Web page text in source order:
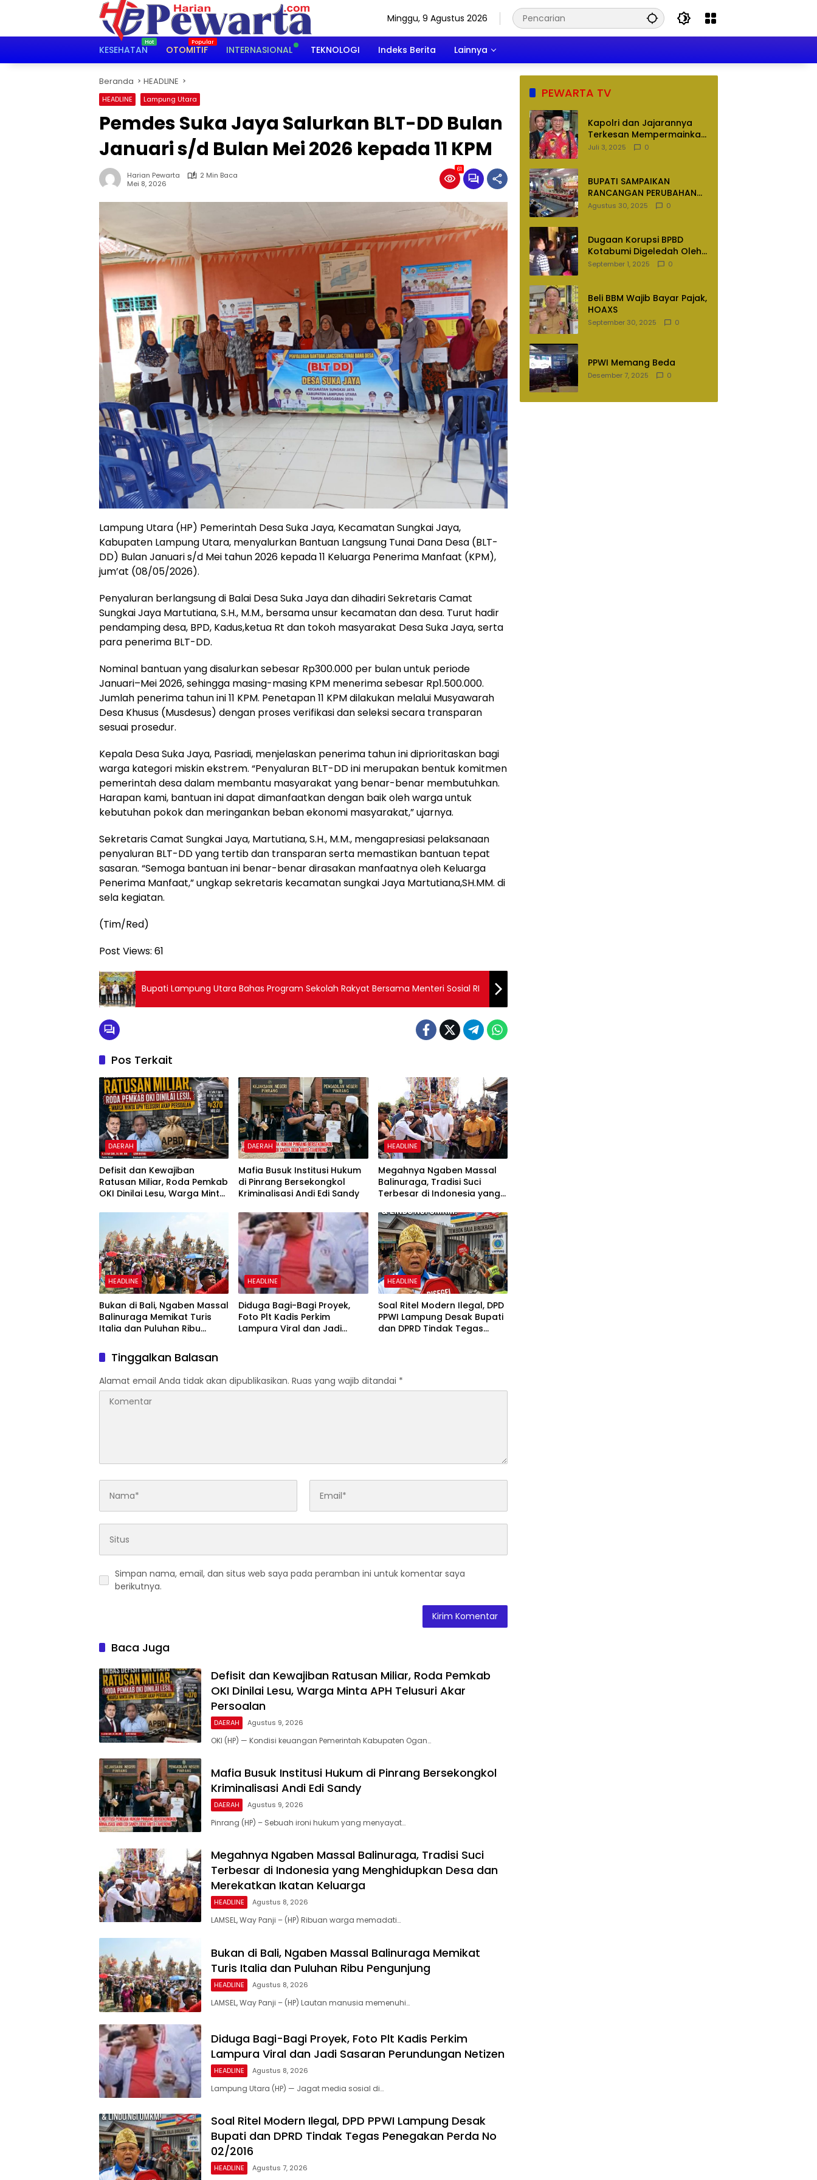
Minggu, 9 Agustus 2026
KESEHATAN OTOMITIF INTERNASIONAL TEKNOLOGI Indeks Berita Lainnya
Beranda HEADLINE
HEADLINE Lampung Utara
Pemdes Suka Jaya Salurkan BLT-DD Bulan
Januari s/d Bulan Mei 2026 kepada 11 KPM
Harian Pewarta
2 Min Baca
Mei 8, 2026
61
Lampung Utara (HP) Pemerintah Desa Suka Jaya, Kecamatan Sungkai Jaya,
Kabupaten Lampung Utara, menyalurkan Bantuan Langsung Tunai Dana Desa (BLT-
DD) Bulan Januari s/d Mei tahun 2026 kepada 11 Keluarga Penerima Manfaat (KPM),
jum’at (08/05/2026).
Penyaluran berlangsung di Balai Desa Suka Jaya dan dihadiri Sekretaris Camat
Sungkai Jaya Martutiana, S.H., M.M., bersama unsur kecamatan dan desa. Turut hadir
pendamping desa, BPD, Kadus,ketua Rt dan tokoh masyarakat Desa Suka Jaya, serta
para penerima BLT-DD.
Nominal bantuan yang disalurkan sebesar Rp300.000 per bulan untuk periode
Januari–Mei 2026, sehingga masing-masing KPM menerima sebesar Rp1.500.000.
Jumlah penerima tahun ini 11 KPM. Penetapan 11 KPM dilakukan melalui Musyawarah
Desa Khusus (Musdesus) dengan proses verifikasi dan seleksi secara transparan
sesuai prosedur.
Kepala Desa Suka Jaya, Pasriadi, menjelaskan penerima tahun ini diprioritaskan bagi
warga kategori miskin ekstrem. “Penyaluran BLT-DD ini merupakan bentuk komitmen
pemerintah desa dalam membantu masyarakat yang benar-benar membutuhkan.
Harapan kami, bantuan ini dapat dimanfaatkan dengan baik oleh warga untuk
kebutuhan pokok dan meringankan beban ekonomi masyarakat,” ujarnya.
Sekretaris Camat Sungkai Jaya, Martutiana, S.H., M.M., mengapresiasi pelaksanaan
penyaluran BLT-DD yang tertib dan transparan serta memastikan bantuan tepat
sasaran. “Semoga bantuan ini benar-benar dirasakan manfaatnya oleh Keluarga
Penerima Manfaat,” ungkap sekretaris kecamatan sungkai Jaya Martutiana,SH.MM. di
sela kegiatan.
(Tim/Red)
Post Views: 61
Bupati Lampung Utara Bahas Program Sekolah Rakyat Bersama Menteri Sosial RI
Pos Terkait
DAERAH
Defisit dan Kewajiban
Ratusan Miliar, Roda Pemkab
OKI Dinilai Lesu, Warga Minta
DAERAH
Mafia Busuk Institusi Hukum
di Pinrang Bersekongkol
Kriminalisasi Andi Edi Sandy
HEADLINE
Megahnya Ngaben Massal
Balinuraga, Tradisi Suci
Terbesar di Indonesia yang
Merekatkan Ikatan Keluarga
HEADLINE
Bukan di Bali, Ngaben Massal
Balinuraga Memikat Turis
Italia dan Puluhan Ribu
HEADLINE
Diduga Bagi-Bagi Proyek,
Foto Plt Kadis Perkim
Lampura Viral dan Jadi
HEADLINE
Soal Ritel Modern Ilegal, DPD
PPWI Lampung Desak Bupati
dan DPRD Tindak Tegas
Tinggalkan Balasan
Alamat email Anda tidak akan dipublikasikan. Ruas yang wajib ditandai *
Simpan nama, email, dan situs web saya pada peramban ini untuk komentar saya
berikutnya.
Baca Juga
Defisit dan Kewajiban Ratusan Miliar, Roda Pemkab
OKI Dinilai Lesu, Warga Minta APH Telusuri Akar
Persoalan
DAERAH Agustus 9, 2026
OKI (HP) — Kondisi keuangan Pemerintah Kabupaten Ogan…
Mafia Busuk Institusi Hukum di Pinrang Bersekongkol
Kriminalisasi Andi Edi Sandy
DAERAH Agustus 9, 2026
Pinrang (HP) – Sebuah ironi hukum yang menyayat…
Megahnya Ngaben Massal Balinuraga, Tradisi Suci
Terbesar di Indonesia yang Menghidupkan Desa dan
Merekatkan Ikatan Keluarga
HEADLINE Agustus 8, 2026
LAMSEL, Way Panji – (HP) Ribuan warga memadati…
Bukan di Bali, Ngaben Massal Balinuraga Memikat
Turis Italia dan Puluhan Ribu Pengunjung
HEADLINE Agustus 8, 2026
LAMSEL, Way Panji – (HP) Lautan manusia memenuhi…
Diduga Bagi-Bagi Proyek, Foto Plt Kadis Perkim
Lampura Viral dan Jadi Sasaran Perundungan Netizen
HEADLINE Agustus 8, 2026
Lampung Utara (HP) — Jagat media sosial di…
Soal Ritel Modern Ilegal, DPD PPWI Lampung Desak
Bupati dan DPRD Tindak Tegas Penegakan Perda No
02/2016
HEADLINE Agustus 7, 2026
PEWARTA TV
Kapolri dan Jajarannya
Terkesan Mempermainkan
Hukum
Juli 3, 2025 0
BUPATI SAMPAIKAN
RANCANGAN PERUBAHAN
APBD TAHUN ANGGARAN
Agustus 30, 2025 0
Dugaan Korupsi BPBD
Kotabumi Digeledah Oleh
Tim Penyidik Polres
September 1, 2025 0
Beli BBM Wajib Bayar Pajak,
HOAXS
September 30, 2025 0
PPWI Memang Beda
Desember 7, 2025 0